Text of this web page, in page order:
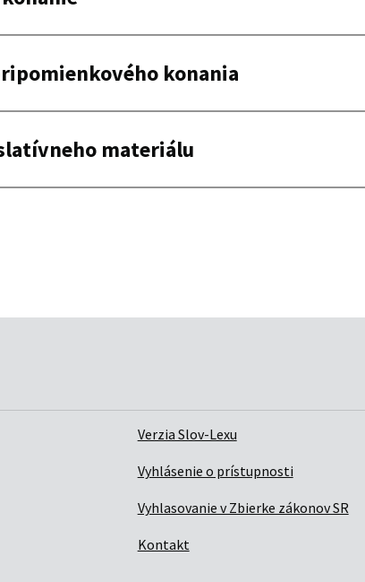
Verzia Slov-Lexu
Vyhlásenie o prístupnosti
Vyhlasovanie v Zbierke zákonov SR
Kontakt